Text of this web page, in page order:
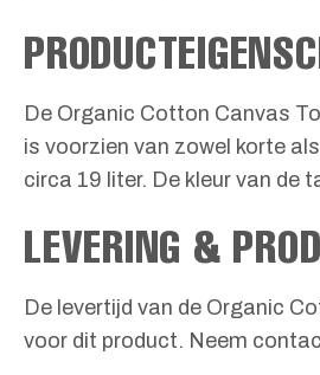
De Organic Cotton Canvas
is voorzien van zowel korte
circa 19 liter. De kleur van de
LEVERING &
De levertijd van de Organic
voor dit product. Neem